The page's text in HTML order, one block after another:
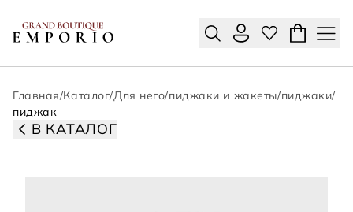
Главная/Каталог/Для него/пиджаки и жакеты/пиджаки/
пиджак
В КАТАЛОГ